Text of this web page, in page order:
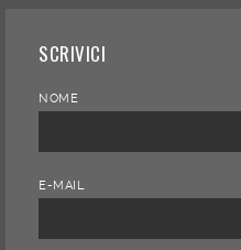
SCRIVICI
NOME
E-MAIL